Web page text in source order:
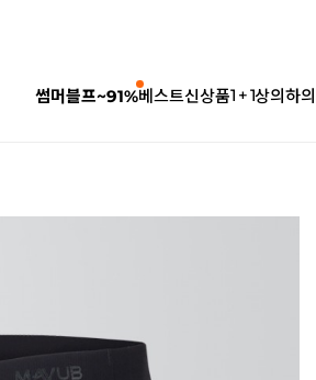
썸머블프~91%베스트신상품1 + 1상의하의